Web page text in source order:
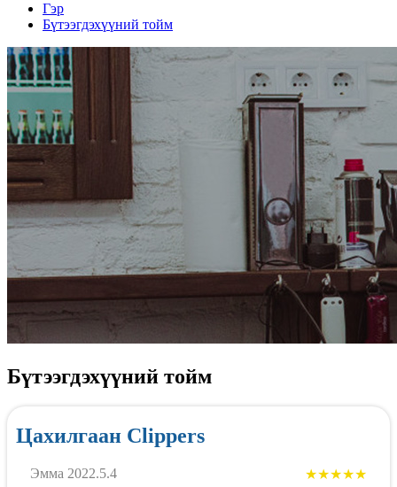
Гэр
Бүтээгдэхүүний тойм
Бүтээгдэхүүний тойм
Цахилгаан Clippers
Эмма 2022.5.4 ★★★★★